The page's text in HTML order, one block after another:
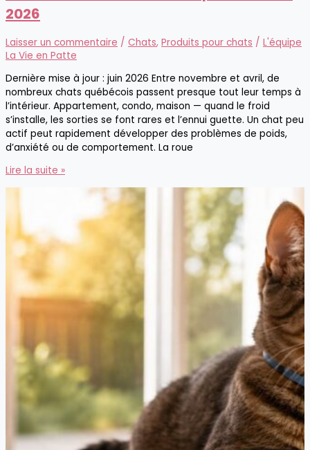
2026
Laisser un commentaire / Chats, Produits pour chats / L'équipe
La Vie en Patte
Dernière mise à jour : juin 2026 Entre novembre et avril, de
nombreux chats québécois passent presque tout leur temps à
l’intérieur. Appartement, condo, maison — quand le froid
s’installe, les sorties se font rares et l’ennui guette. Un chat peu
actif peut rapidement développer des problèmes de poids,
d’anxiété ou de comportement. La roue
Meilleures
chat
en
2026
Lire la suite »